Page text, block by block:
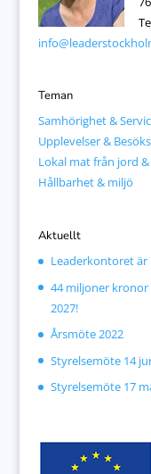
Teman
Samhörighet &
Upplevelser &
Lokal mat från jord
Hållbarhet & miljö
Aktuellt
Leaderkontoret är
44 miljoner kronor
2027!
Årsmöte 2022
Styrelsemöte 14
Styrelsemöte 17